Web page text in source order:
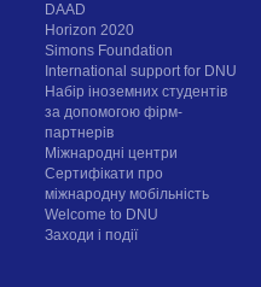
DAAD
Horizon 2020
Simons Foundation
International support for DNU
Набір іноземних студентів
за допомогою фірм-
партнерів
Міжнародні центри
Сертифікати про
міжнародну мобільність
Welcome to DNU
Заходи і події